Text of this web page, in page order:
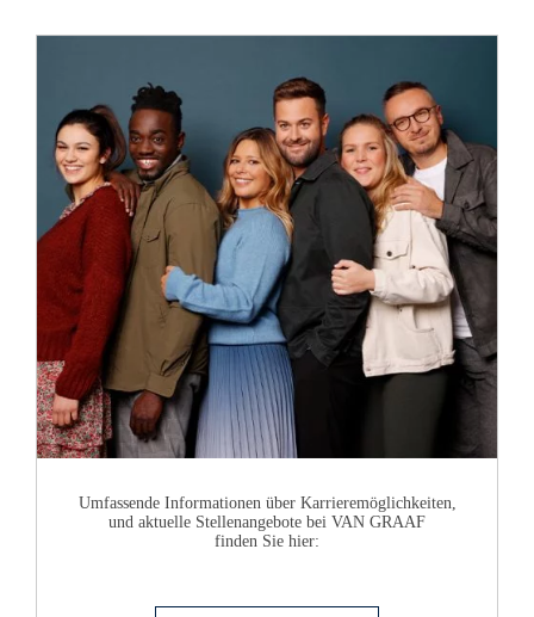
Umfassende Informationen über Karrieremöglichkeiten,
und aktuelle Stellenangebote bei VAN GRAAF
finden Sie hier: